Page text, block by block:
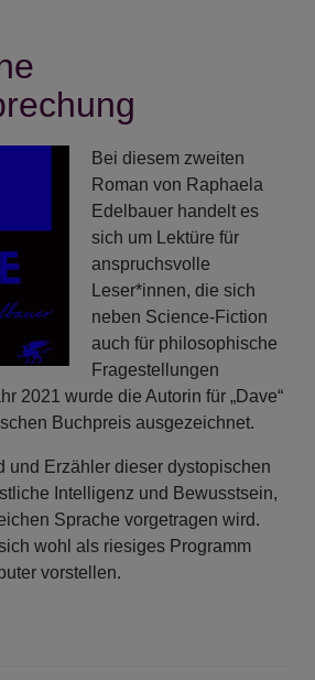
Bei diesem zweiten
Roman von Raphaela
Edelbauer handelt es
sich um Lektüre für
anspruchsvolle
Leser*innen, die sich
neben Science-Fiction
auch für philosophische
Fragestellungen
2021 wurde die Autorin für „Dave“
Buchpreis ausgezeichnet.
und Erzähler dieser dystopischen
Intelligenz und Bewusstsein,
Sprache vorgetragen wird.
wohl als riesiges Programm
vorstellen.